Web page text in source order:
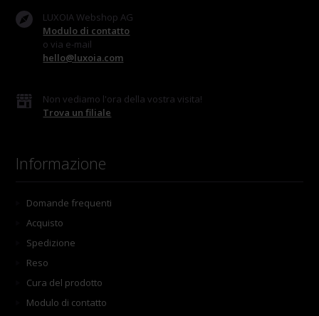
LUXOIA Webshop AG
Modulo di contatto
o via e-mail
hello@luxoia.com
Non vediamo l'ora della vostra visita!
Trova un filiale
Informazione
Domande frequenti
Acquisto
Spedizione
Reso
Cura del prodotto
Modulo di contatto